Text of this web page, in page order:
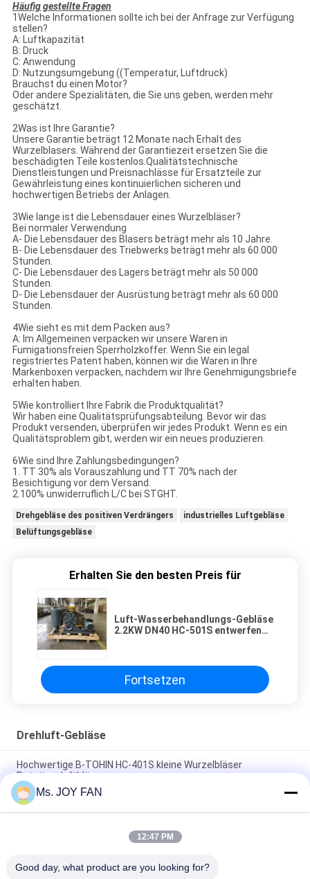
Häufig gestellte Fragen
1Welche Informationen sollte ich bei der Anfrage zur Verfügung
stellen?
A: Luftkapazität
B: Druck
C: Anwendung
D: Nutzungsumgebung ((Temperatur, Luftdruck)
Brauchst du einen Motor?
Oder andere Spezialitäten, die Sie uns geben, werden mehr
geschätzt.
2Was ist Ihre Garantie?
Unsere Garantie beträgt 12 Monate nach Erhalt des
Wurzelblasers. Während der Garantiezeit ersetzen Sie die
beschädigten Teile kostenlos.Qualitätstechnische
Dienstleistungen und Preisnachlässe für Ersatzteile zur
Gewährleistung eines kontinuierlichen sicheren und
hochwertigen Betriebs der Anlagen.
3Wie lange ist die Lebensdauer eines Wurzelbläser?
Bei normaler Verwendung
A- Die Lebensdauer des Blasers beträgt mehr als 10 Jahre.
B- Die Lebensdauer des Triebwerks beträgt mehr als 60.000
Stunden.
C- Die Lebensdauer des Lagers beträgt mehr als 50 000
Stunden.
D- Die Lebensdauer der Ausrüstung beträgt mehr als 60 000
Stunden.
4Wie sieht es mit dem Packen aus?
A: Im Allgemeinen verpacken wir unsere Waren in
Fumigationsfreien Sperrholzkoffer. Wenn Sie ein legal
registriertes Patent haben, können wir die Waren in Ihre
Markenboxen verpacken, nachdem wir Ihre Genehmigungsbriefe
erhalten haben.
5Wie kontrolliert Ihre Fabrik die Produktqualität?
Wir haben eine Qualitätsprüfungsabteilung. Bevor wir das
Produkt versenden, überprüfen wir jedes Produkt. Wenn es ein
Qualitätsproblem gibt, werden wir ein neues produzieren.
6Wie sind Ihre Zahlungsbedingungen?
1. TT 30% als Vorauszahlung und TT 70% nach der
Besichtigung vor dem Versand.
2.100% unwiderruflich L/C bei STGHT.
Drehgebläse des positiven Verdrängers
industrielles Luftgebläse
Belüftungsgebläse
Erhalten Sie den besten Preis für
Luft-Wasserbehandlungs-Gebläse
2.2KW DN40 HC-501S entwerfen
Fortsetzen
Drehluft-Gebläse
Hochwertige B-TOHIN HC-401S kleine Wurzelbläser
Rotationsluftbläser
Drehgebläse der luft-DN80, lärmarmes
VerschwenderWasserbehandlungsgebläse
Drehgebläse der Luft-0.35-0.31m3/min, HC-30S V-Gürtel
Ms. JOY FAN
12:47 PM
Good day, what product are you looking for?